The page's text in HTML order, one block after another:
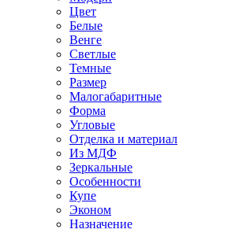
Цвет
Белые
Венге
Светлые
Темные
Размер
Малогабаритные
Форма
Угловые
Отделка и материал
Из МДФ
Зеркальные
Особенности
Купе
Эконом
Назначение